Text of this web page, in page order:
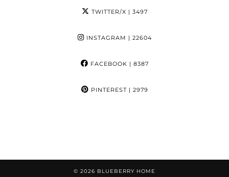
TWITTER/X | 3497
INSTAGRAM | 22604
FACEBOOK | 8387
PINTEREST| 2979
© 2026 BLUEBERRY HOME